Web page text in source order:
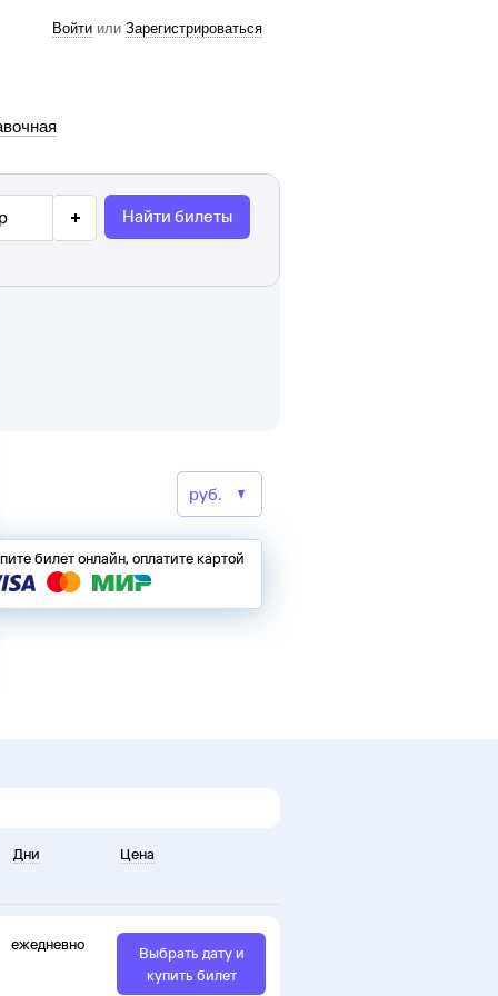
Войти или Зарегистрироваться
Найти билеты
билет онлайн, оплатите картой
Дни Цена
ежедневно
Выбрать дату и
купить билет